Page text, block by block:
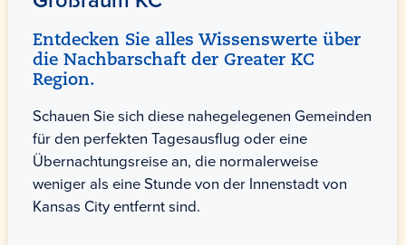
Entdecken Sie alles Wissenswerte über
die Nachbarschaft der Greater KC
Region.
Schauen Sie sich diese nahegelegenen Gemeinden
für den perfekten Tagesausflug oder eine
Übernachtungsreise an, die normalerweise
weniger als eine Stunde von der Innenstadt von
Kansas City entfernt sind.